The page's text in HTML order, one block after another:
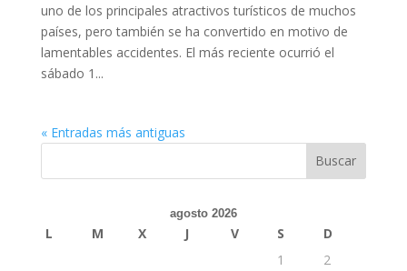
uno de los principales atractivos turísticos de muchos
países, pero también se ha convertido en motivo de
lamentables accidentes. El más reciente ocurrió el
sábado 1...
« Entradas más antiguas
Buscar
agosto 2026
L M X J V S
D
1
2